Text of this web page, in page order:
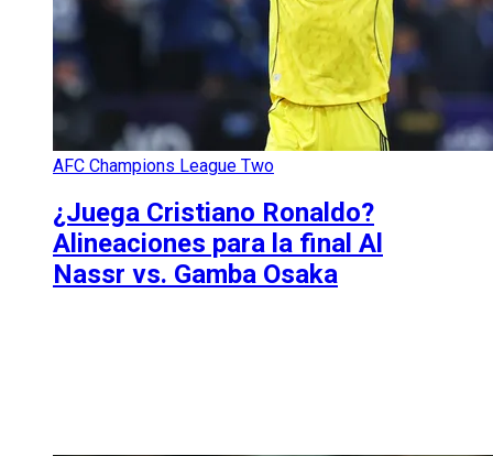
AFC Champions League Two
¿Juega Cristiano Ronaldo?
Alineaciones para la final Al
Nassr vs. Gamba Osaka